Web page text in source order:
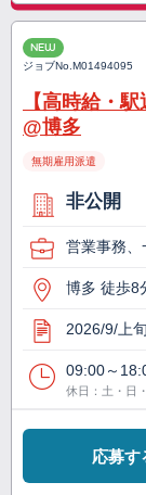
NEW
ジョブNo.M01494095
【高時給・
@博多
無期雇用派遣
非公開
営業事務、
博多 徒歩8
2026/9/上
09:00～
休日：土・日
応募す